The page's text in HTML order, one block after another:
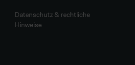
verarbeitet werden, und legen Sie
Abschnitt Details
Datenschutz & rechtliche
Hinweise